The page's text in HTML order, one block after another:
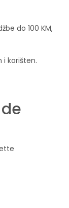
do 100 KM,
i korišten.